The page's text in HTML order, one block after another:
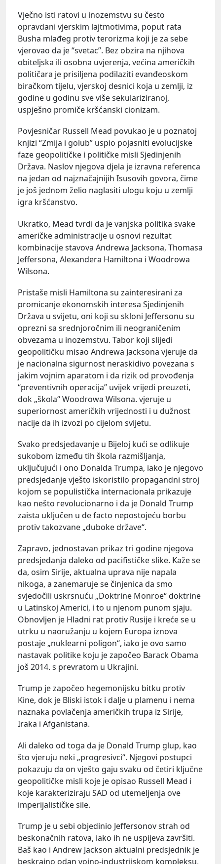
Vječno isti ratovi u inozemstvu su često
opravdani vjerskim lajtmotivima, poput rata
Busha mlađeg protiv terorizma koji je za sebe
vjerovao da je “svetac”. Bez obzira na njihova
obiteljska ili osobna uvjerenja, većina američkih
političara je prisiljena podilaziti evanđeoskom
biračkom tijelu, vjerskoj desnici koja u zemlji, iz
godine u godinu sve više sekulariziranoj,
uspješno promiče kršćanski cionizam.
Povjesničar Russell Mead povukao je u poznatoj
knjizi “Zmija i golub” uspio pojasniti evolucijske
faze geopolitičke i političke misli Sjedinjenih
Država. Naslov njegova djela je izravna referenca
na jedan od najznačajnijih Isusovih govora, čime
je još jednom želio naglasiti ulogu koju u zemlji
igra kršćanstvo.
Ukratko, Mead tvrdi da je vanjska politika svake
američke administracije u osnovi rezultat
kombinacije stavova Andrewa Jacksona, Thomasa
Jeffersona, Alexandera Hamiltona i Woodrowa
Wilsona.
Pristaše misli Hamiltona su zainteresirani za
promicanje ekonomskih interesa Sjedinjenih
Država u svijetu, oni koji su skloni Jeffersonu su
oprezni sa srednjoročnim ili neograničenim
obvezama u inozemstvu. Tabor koji slijedi
geopolitičku misao Andrewa Jacksona vjeruje da
je nacionalna sigurnost neraskidivo povezana s
jakim vojnim aparatom i da rizik od provođenja
“preventivnih operacija” uvijek vrijedi preuzeti,
dok „škola“ Woodrowa Wilsona. vjeruje u
superiornost američkih vrijednosti i u dužnost
nacije da ih izvozi po cijelom svijetu.
Svako predsjedavanje u Bijeloj kući se odlikuje
sukobom između tih škola razmišljanja,
uključujući i ono Donalda Trumpa, iako je njegovo
predsjedanje vješto iskoristilo propagandni stroj
kojom se populistička internacionala prikazuje
kao nešto revolucionarno i da je Donald Trump
zaista uključen u de facto nepostojeću borbu
protiv takozvane „duboke države“.
Zapravo, jednostavan prikaz tri godine njegova
predsjedanja daleko od pacifističke slike. Kaže se
da, osim Sirije, aktualna uprava nije napala
nikoga, a zanemaruje se činjenica da smo
svjedočili uskrsnuću „Doktrine Monroe“ doktrine
u Latinskoj Americi, i to u njenom punom sjaju.
Obnovljen je Hladni rat protiv Rusije i kreće se u
utrku u naoružanju u kojem Europa iznova
postaje „nuklearni poligon“, iako je ovo samo
nastavak politike koju je započeo Barack Obama
još 2014. s prevratom u Ukrajini.
Trump je započeo hegemonijsku bitku protiv
Kine, dok je Bliski istok i dalje u plamenu i nema
naznaka povlačenja američkih trupa iz Sirije,
Iraka i Afganistana.
Ali daleko od toga da je Donald Trump glup, kao
što vjeruju neki „progresivci“. Njegovi postupci
pokazuju da on vješto gaju svaku od četiri ključne
geopolitičke misli koje je opisao Russell Mead i
koje karakteriziraju SAD od utemeljenja ove
imperijalističke sile.
Trump je u sebi objedinio Jeffersonov strah od
beskonačnih ratova, iako ih ne uspijeva završiti.
Baš kao i Andrew Jackson aktualni predsjednik je
beskrajno odan vojno-industrijskom kompleksu,